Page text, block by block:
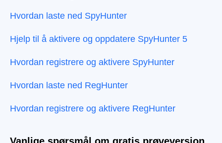
Hvordan laste ned SpyHunter
Hjelp til å aktivere og oppdatere SpyHunter 5
Hvordan registrere og aktivere SpyHunter
Hvordan laste ned RegHunter
Hvordan registrere og aktivere RegHunter